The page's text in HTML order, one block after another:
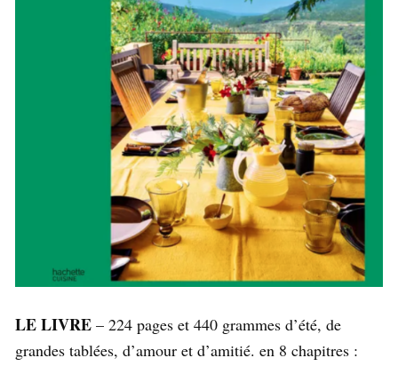
LE LIVRE – 224 pages et 440 grammes d’été, de
grandes tablées, d’amour et d’amitié. en 8 chapitres :